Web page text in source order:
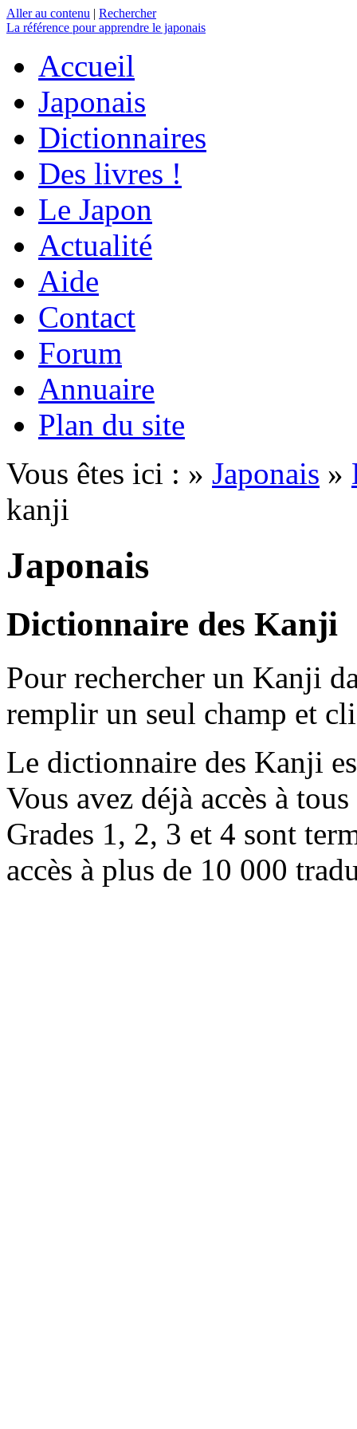
Aller au contenu | Rechercher
La référence pour apprendre le japonais
Accueil
Japonais
Dictionnaires
Des livres !
Le Japon
Actualité
Aide
Contact
Forum
Annuaire
Plan du site
Vous êtes ici : » Japonais »
kanji
Japonais
Dictionnaire des Kanji
Pour rechercher un Kanji
remplir un seul champ et
Le dictionnaire des Kanji
Vous avez déjà accès à
Grades 1, 2, 3 et 4 sont
accès à plus de 10 000